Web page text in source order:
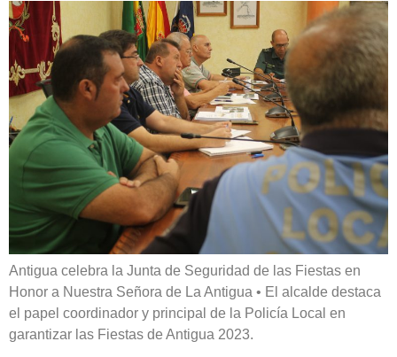
Antigua celebra la Junta de Seguridad de las Fiestas en
Honor a Nuestra Señora de La Antigua • El alcalde destaca
el papel coordinador y principal de la Policía Local en
garantizar las Fiestas de Antigua 2023.